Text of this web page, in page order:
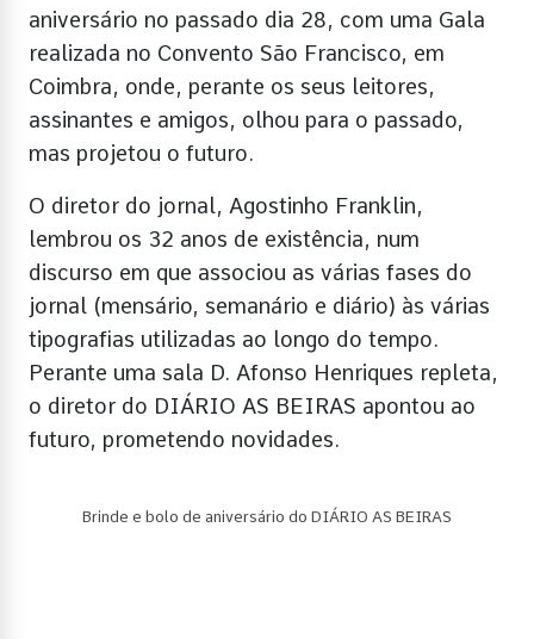
aniversário no passado dia 28, com uma Gala
realizada no Convento São Francisco, em
Coimbra, onde, perante os seus leitores,
assinantes e amigos, olhou para o passado,
mas projetou o futuro.
O diretor do jornal, Agostinho Franklin,
lembrou os 32 anos de existência, num
discurso em que associou as várias fases do
jornal (mensário, semanário e diário) às várias
tipografias utilizadas ao longo do tempo.
Perante uma sala D. Afonso Henriques repleta,
o diretor do DIÁRIO AS BEIRAS apontou ao
futuro, prometendo novidades.
Brinde e bolo de aniversário do DIÁRIO AS BEIRAS